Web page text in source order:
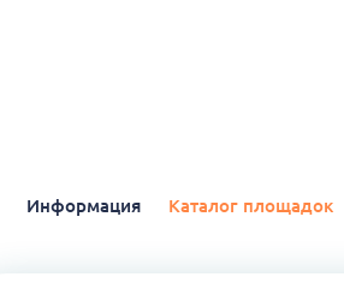
Информация Каталог площадок